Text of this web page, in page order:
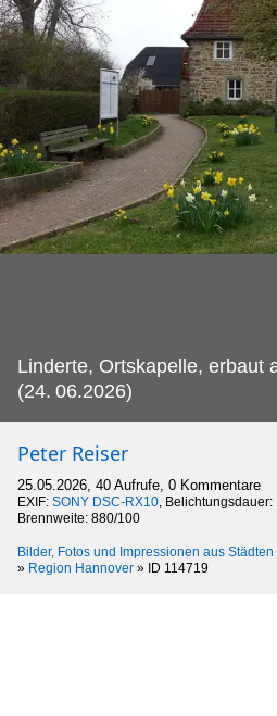
Linderte, Ortskapelle, erbaut
(24. 06.2026)
Peter Reiser
25.05.2026, 40 Aufrufe, 0 Kommentare
EXIF: SONY DSC-RX10,
Brennweite: 880/100
Bilder, Fotos und Impressionen aus Städten
» Region Hannover » ID 114719